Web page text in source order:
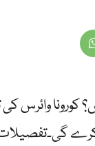
کورونا
کرے